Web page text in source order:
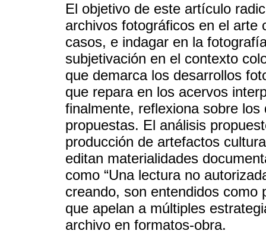
El objetivo de este artículo
archivos fotográficos en el arte
casos, e indagar en la
subjetivación en el contexto
que demarca los desarrollos
que repara en los acervos
finalmente, reflexiona sobre
propuestas. El análisis
producción de artefactos
editan materialidades
como “Una lectura no
creando, son entendidos
que apelan a múltiples
archivo en formatos-obra.